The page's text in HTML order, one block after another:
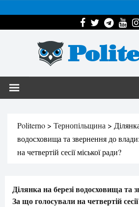
Politerno > Тернопільщина >
водосховища та звернення до
на четвертій сесії міської ради?
Ділянка на березі водосховища та
За що голосували на четвертій